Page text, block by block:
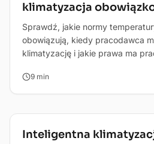
klimatyzacja
Sprawdź, jakie normy
obowiązują, kiedy pracodawca
klimatyzację i jakie prawa ma
9 min
Dom i biuro
Inteligentna